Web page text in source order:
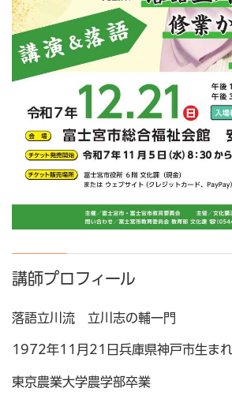
講師プロフィール
落語立川流 立川志の輔一門
1972年11月21日兵庫県神戸市生まれ
東京農業大学農学部卒業